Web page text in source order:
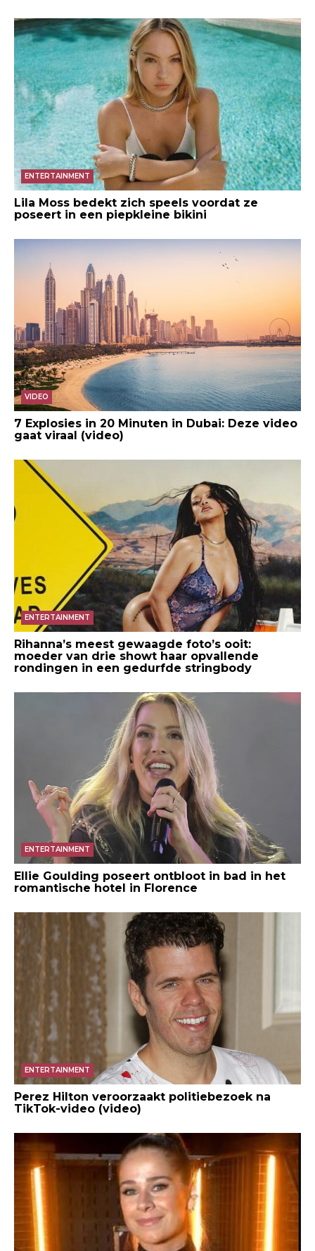
ENTERTAINMENT
Lila Moss bedekt zich speels voordat ze
poseert in een piepkleine bikini
VIDEO
7 Explosies in 20 Minuten in Dubai: Deze video
gaat viraal (video)
ENTERTAINMENT
Rihanna’s meest gewaagde foto’s ooit:
moeder van drie showt haar opvallende
rondingen in een gedurfde stringbody
ENTERTAINMENT
Ellie Goulding poseert ontbloot in bad in het
romantische hotel in Florence
ENTERTAINMENT
Perez Hilton veroorzaakt politiebezoek na
TikTok-video (video)